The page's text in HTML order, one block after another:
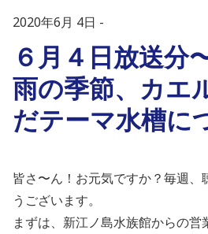
2020年6月 4日
６月４日放送分
雨の季節、カエ
だテーマ水槽に
皆さ〜ん！お元気ですか？毎週、
うございます。
まずは、新江ノ島水族館からの